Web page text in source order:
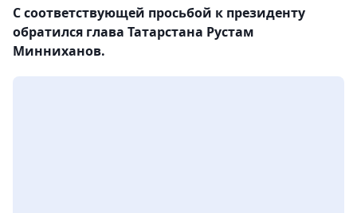
С соответствующей просьбой к президенту
обратился глава Татарстана Рустам
Минниханов.